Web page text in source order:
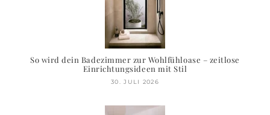
So wird dein Badezimmer zur Wohlfühloase – zeitlose
Einrichtungsideen mit Stil
30. JULI 2026